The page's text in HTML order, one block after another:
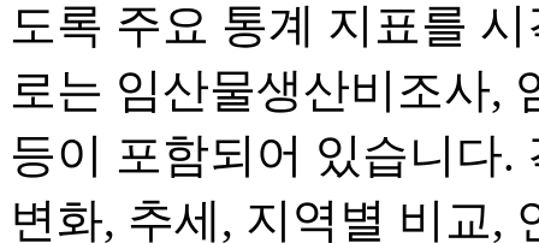
도록 주요 통계 지표를
로는 임산물생산비조사,
등이 포함되어 있습니다.
변화, 추세, 지역별 비교,